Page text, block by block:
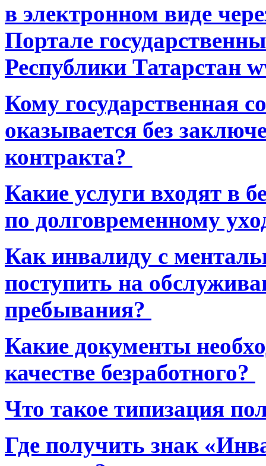
в электронном виде
Портале
Республики Татарстан
Кому государственная
оказывается без
контракта?
Какие услуги входят в
по долговременному
Как инвалиду с
поступить на
пребывания?
Какие документы
качестве безработного?
Что такое типизация
Где получить знак